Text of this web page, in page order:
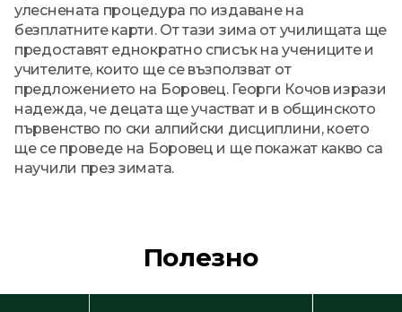
улеснената процедура по издаване на
безплатните карти. От тази зима от училищата ще
предоставят еднократно списък на учениците и
учителите, които ще се възползват от
предложението на Боровец. Георги Кочов изрази
надежда, че децата ще участват и в общинското
първенство по ски алпийски дисциплини, което
ще се проведе на Боровец и ще покажат какво са
научили през зимата.
Полезно